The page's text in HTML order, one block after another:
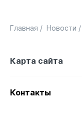
Главная / Новости /
Карта сайта
Контакты